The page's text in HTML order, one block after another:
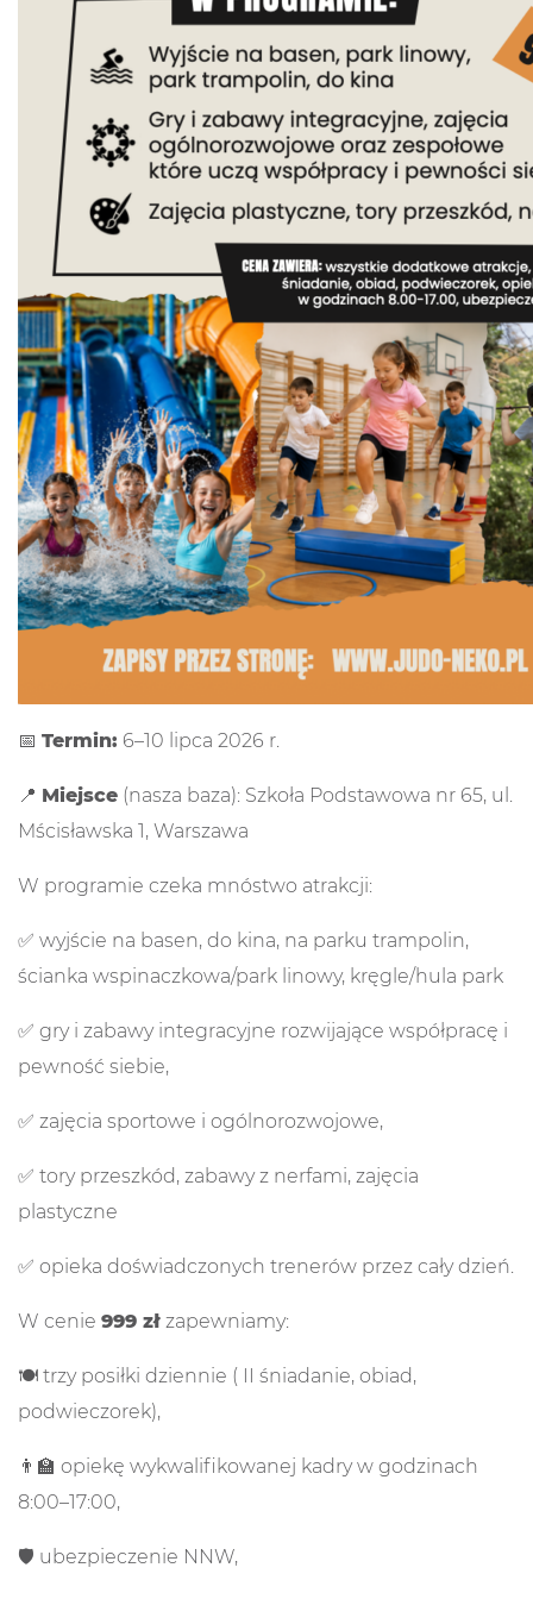
📅 Termin: 6–10 lipca 2026 r.
📍 Miejsce (nasza baza): Szkoła Podstawowa nr 65, ul.
Mścisławska 1, Warszawa
W programie czeka mnóstwo atrakcji:
✅ wyjście na basen, do kina, na parku trampolin,
ścianka wspinaczkowa/park linowy, kręgle/hula park
✅ gry i zabawy integracyjne rozwijające współpracę i
pewność siebie,
✅ zajęcia sportowe i ogólnorozwojowe,
✅ tory przeszkód, zabawy z nerfami, zajęcia
plastyczne
✅ opieka doświadczonych trenerów przez cały dzień.
W cenie 999 zł zapewniamy:
🍽️ trzy posiłki dziennie ( II śniadanie, obiad,
podwieczorek),
👨‍🏫 opiekę wykwalifikowanej kadry w godzinach
8:00–17:00,
🛡️ ubezpieczenie NNW,